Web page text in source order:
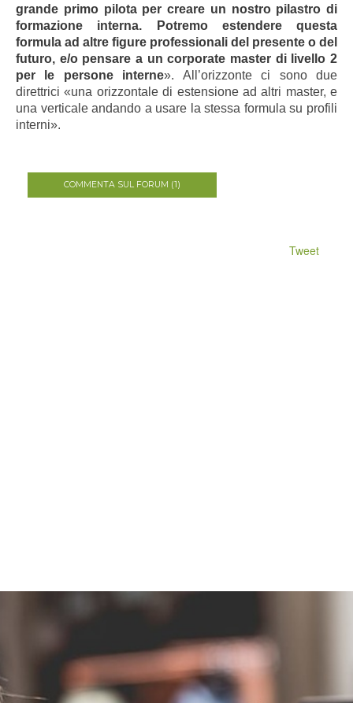
grande primo pilota per creare un nostro pilastro di
formazione interna. Potremo estendere questa
formula ad altre figure professionali del presente o del
futuro, e/o pensare a un corporate master di livello 2
per le persone interne». All’orizzonte ci sono due
direttrici «una orizzontale di estensione ad altri master, e
una verticale andando a usare la stessa formula su profili
interni».
COMMENTA SUL FORUM (1)
Tweet